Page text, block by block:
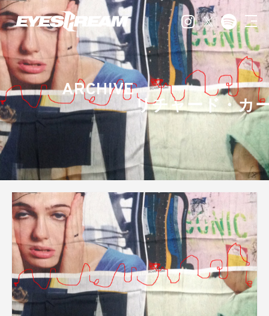
ARCHIVE
リチャード・カ